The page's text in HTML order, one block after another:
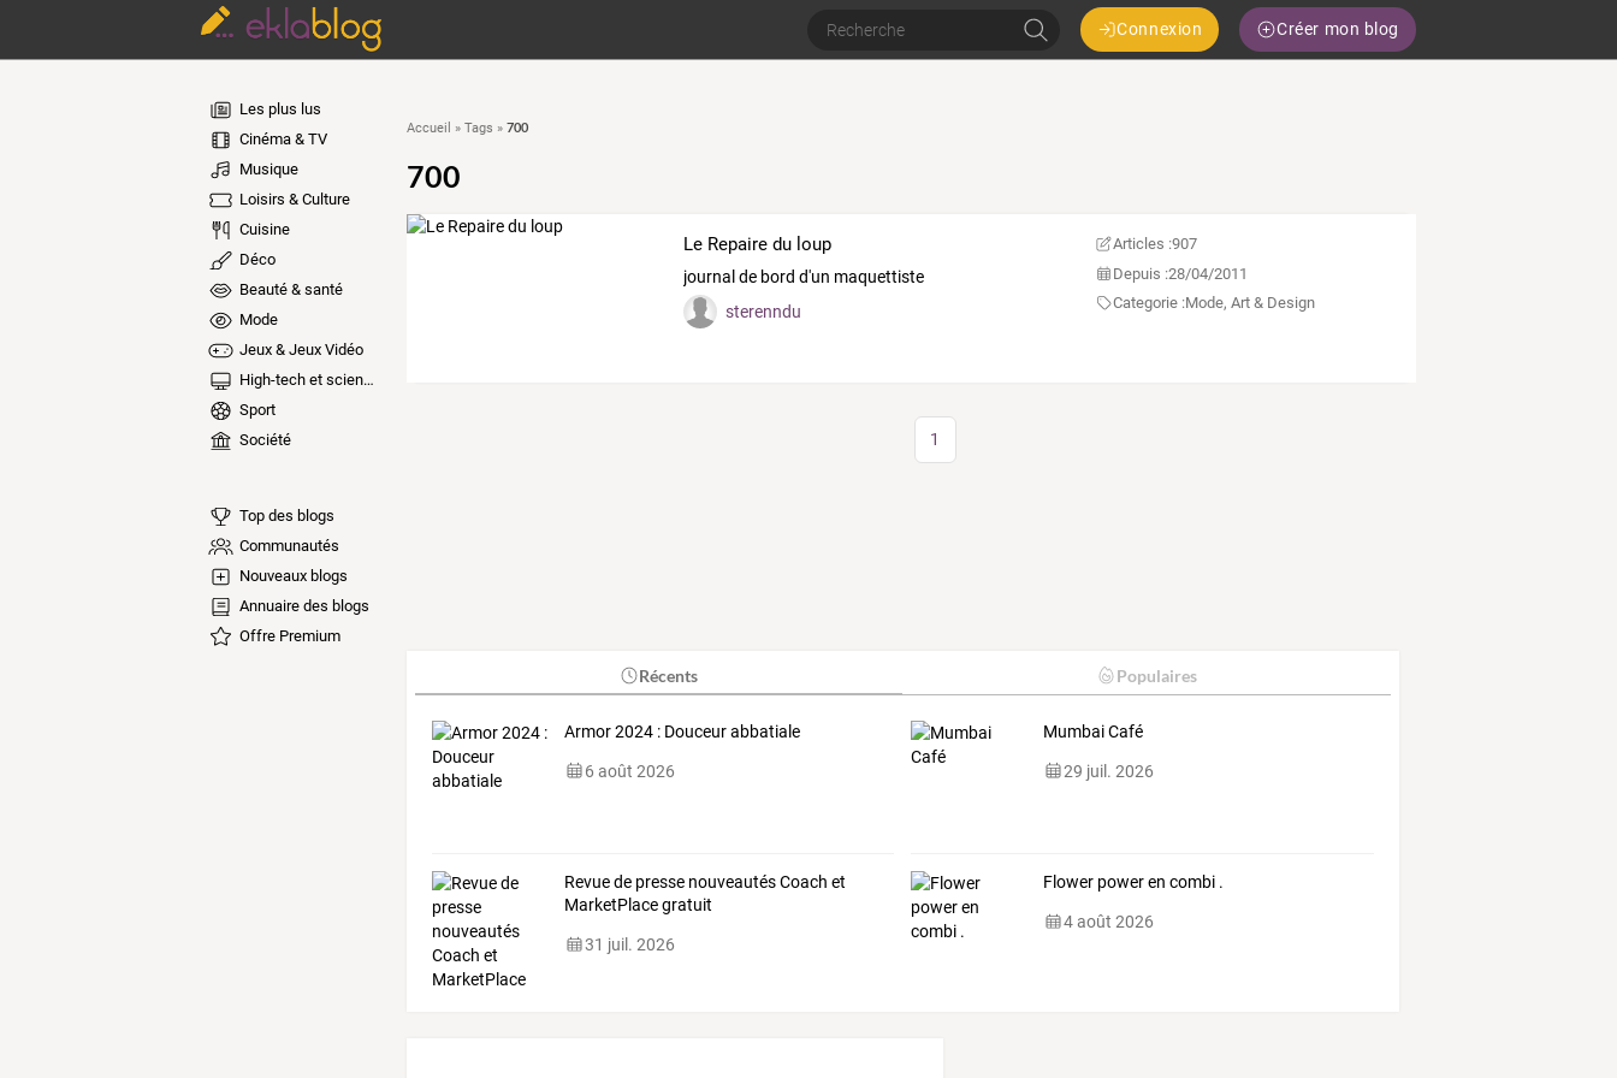
Connexion Créer mon blog
Les plus lus
Cinéma & TV
Musique
Loisirs & Culture
Cuisine
Déco
Beauté & santé
Mode
Jeux & Jeux Vidéo
High-tech et sciences
Sport
Société
Top des blogs
Communautés
Nouveaux blogs
Annuaire des blogs
Offre Premium
Accueil » Tags » 700
700
Le Repaire du loup
journal de bord d'un maquettiste
sterenndu
Articles :907
Depuis :28/04/2011
Categorie :Mode, Art & Design
1
Récents Populaires
Armor 2024 : Douceur abbatiale
6 août 2026
Mumbai Café
29 juil. 2026
Revue de presse nouveautés Coach et
MarketPlace gratuit
31 juil. 2026
Flower power en combi .
4 août 2026